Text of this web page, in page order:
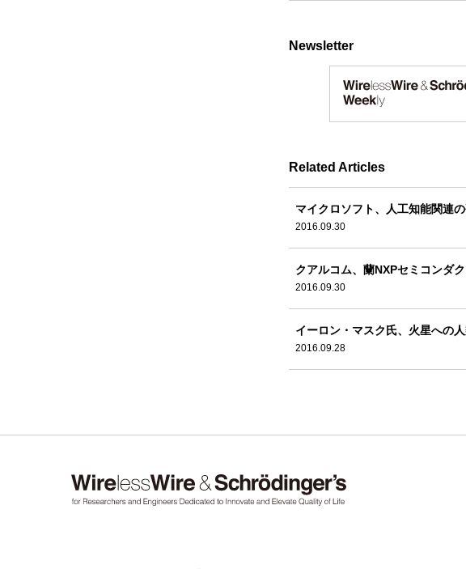
Newsletter
Related Articles
マイクロソフト、人工知能関連
2016.09.30
クアルコム、蘭NXPセミコンダ
2016.09.30
イーロン・マスク氏、火星への
2016.09.28